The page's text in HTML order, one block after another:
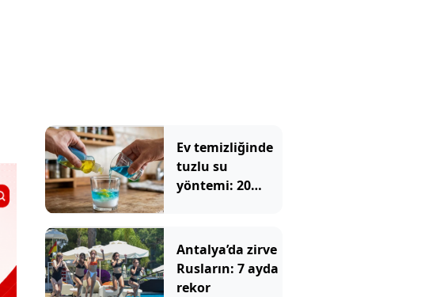
Ev temizliğinde
tuzlu su
yöntemi: 20
deniyor
Antalya’da zirve
Rusların: 7 ayda
rekor